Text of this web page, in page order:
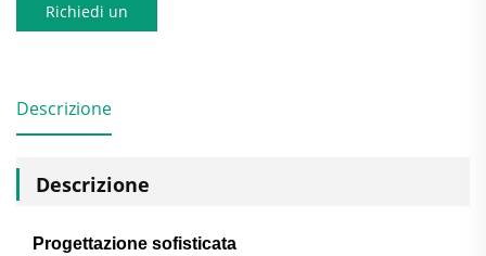
Richiedi un
Descrizione
Descrizione
Progettazione sofisticata